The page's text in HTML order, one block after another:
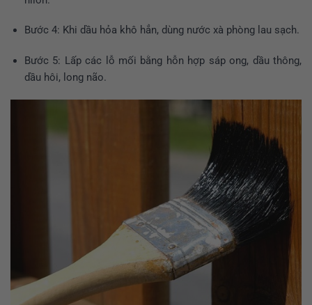
Bước 4: Khi dầu hỏa khô hẳn, dùng nước xà phòng lau sạch.
Bước 5: Lấp các lỗ mối bằng hỗn hợp sáp ong, dầu thông,
dầu hôi, long não.